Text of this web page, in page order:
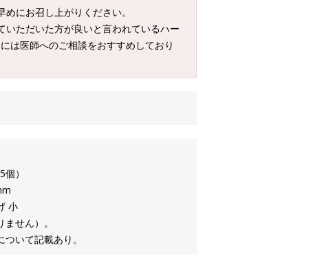
にお召し上がりください。
ただいた方が良いと言われているハー
は医師へのご相談をおすすめしており
）
小
せん）。
いて記載あり。